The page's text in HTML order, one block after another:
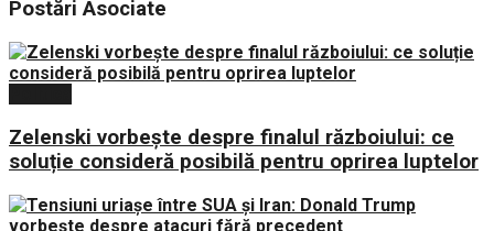
PostăriAsociate
Zelenski vorbește despre finalul războiului: ce
soluție consideră posibilă pentru oprirea luptelor